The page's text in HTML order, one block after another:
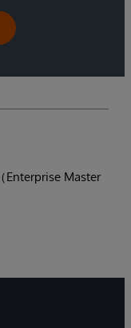
Enterprise Master